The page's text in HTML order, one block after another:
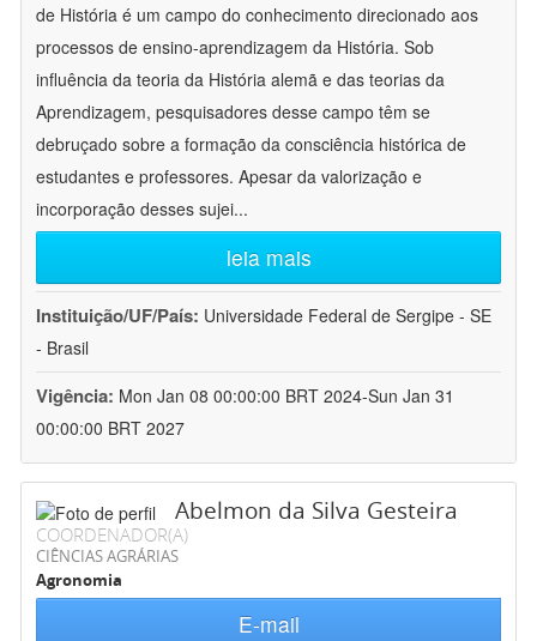
de História é um campo do conhecimento direcionado aos
processos de ensino-aprendizagem da História. Sob
influência da teoria da História alemã e das teorias da
Aprendizagem, pesquisadores desse campo têm se
debruçado sobre a formação da consciência histórica de
estudantes e professores. Apesar da valorização e
incorporação desses sujei...
leia mais
Instituição/UF/País: Universidade Federal de Sergipe - SE
- Brasil
Vigência: Mon Jan 08 00:00:00 BRT 2024-Sun Jan 31
00:00:00 BRT 2027
Abelmon da Silva Gesteira
COORDENADOR(A)
CIÊNCIAS AGRÁRIAS
Agronomia
E-mail